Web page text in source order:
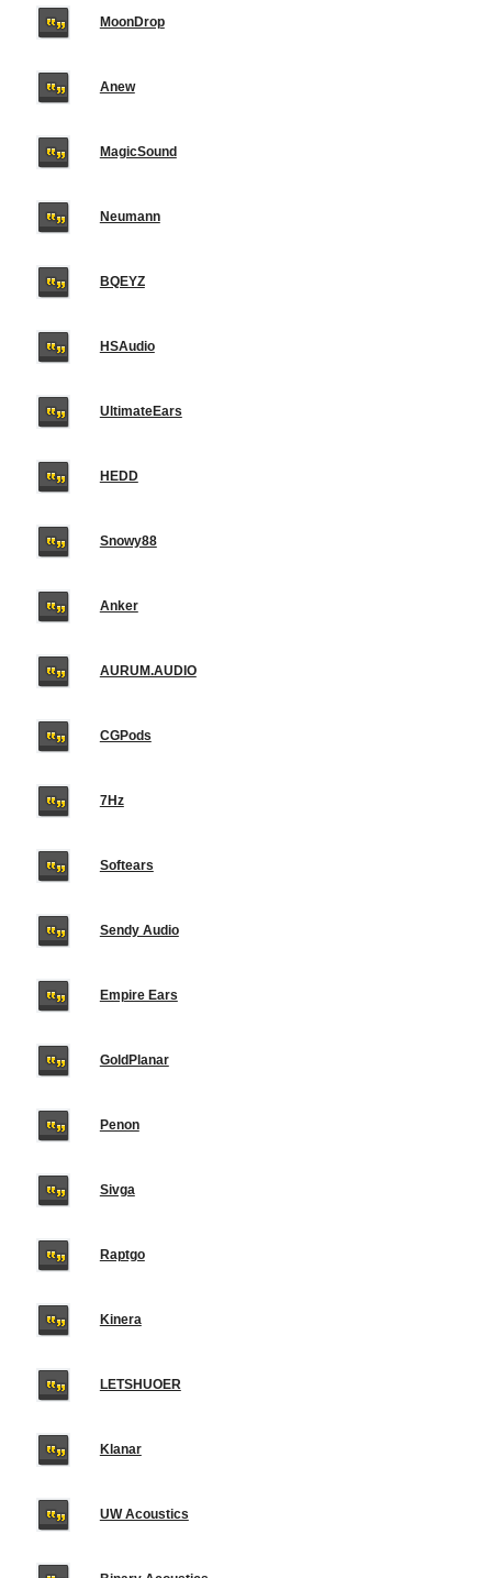
MoonDrop
Anew
MagicSound
Neumann
BQEYZ
HSAudio
UltimateEars
HEDD
Snowy88
Anker
AURUM.AUDIO
CGPods
7Hz
Softears
Sendy Audio
Empire Ears
GoldPlanar
Penon
Sivga
Raptgo
Kinera
LETSHUOER
Klanar
UW Acoustics